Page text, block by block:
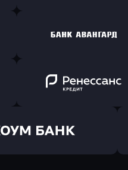
в Райффайзен Банк
Оправить заявку
в Банк Авангард
Оправить заявку
в Ренессанс Банк